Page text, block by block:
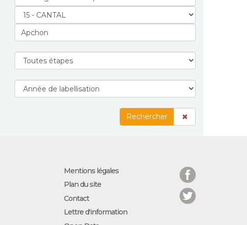
Rechercher
Mentions légales
Plan du site
Contact
Lettre d'information
Facebook
Twitter